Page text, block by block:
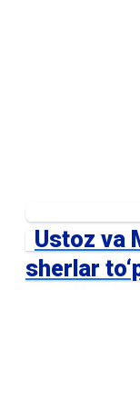
Ustoz va
sherlar